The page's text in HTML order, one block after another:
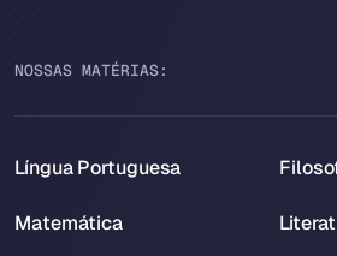
NOSSAS MATÉRIAS:
Língua Portuguesa
Matemática